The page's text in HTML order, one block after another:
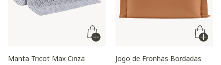
Manta Tricot Max Cinza
Jogo de Fronhas Bordadas